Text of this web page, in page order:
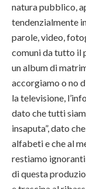
natura pubblico,
tendenzialmente
parole, video,
comuni da tutto il
un album di
accorgiamo o no
la televisione,
dato che tutti
insaputa”, dato
alfabeti e che al
restiamo
di questa